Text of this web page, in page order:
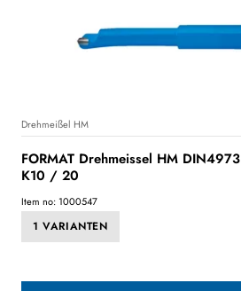
Drehmeißel HM
FORMAT Drehmeissel HM
K10 / 20
Item no: 1000547
1 VARIANTEN